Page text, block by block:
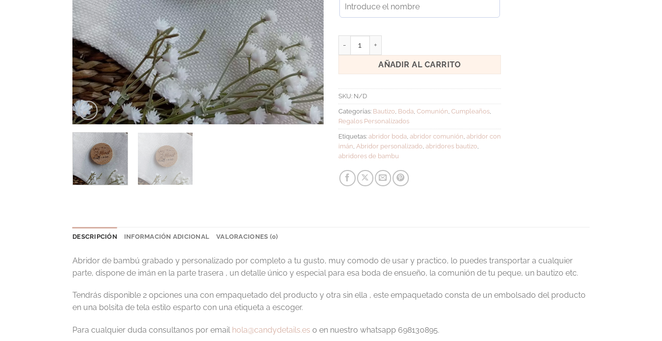
AÑADIR AL CARRITO
SKU: N/D
Categorías: Bautizo Boda Comunión Cumpleaños
Regalos Personalizados
Etiquetas: abridor boda abridor comunión abridor con
imán Abridor personalizado abridores bautizo
abridores de bambu
DESCRIPCIÓN INFORMACIÓN ADICIONAL VALORACIONES (0)
Abridor de bambú grabado y personalizado por completo a tu gusto, muy comodo de usar y practico, lo puedes transportar a cualquier
parte, dispone de imán en la parte trasera , un detalle único y especial para esa boda de ensueño, la comunión de tu peque, un bautizo etc.
Tendrás disponible 2 opciones una con empaquetado del producto y otra sin ella , este empaquetado consta de un embolsado del producto
en una bolsita de tela estilo esparto con una etiqueta a escoger.
Para cualquier duda consultanos por email hola@candydetails.es o en nuestro whatsapp 698130895.